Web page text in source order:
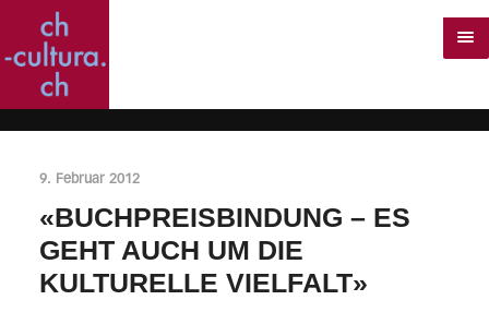
9. Februar 2012
«BUCHPREISBINDUNG – ES
GEHT AUCH UM DIE
KULTURELLE VIELFALT»